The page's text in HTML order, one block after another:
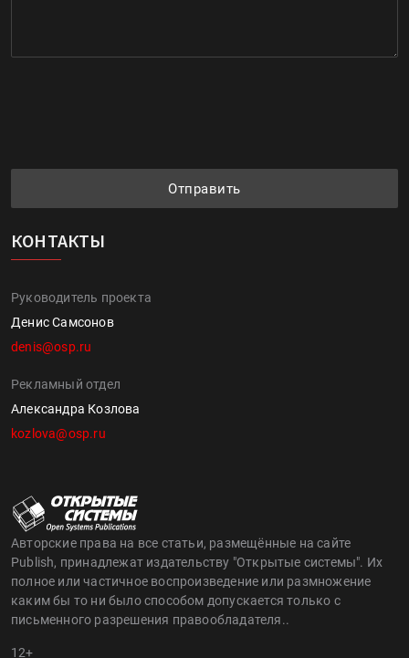
Отправить
КОНТАКТЫ
Руководитель проекта
Денис Самсонов
denis@osp.ru
Рекламный отдел
Александра Козлова
kozlova@osp.ru
Авторские права на все статьи, размещённые на сайте
Publish, принадлежат издательству "Открытые системы". Их
полное или частичное воспроизведение или размножение
каким бы то ни было способом допускается только с
письменного разрешения правообладателя..
12+